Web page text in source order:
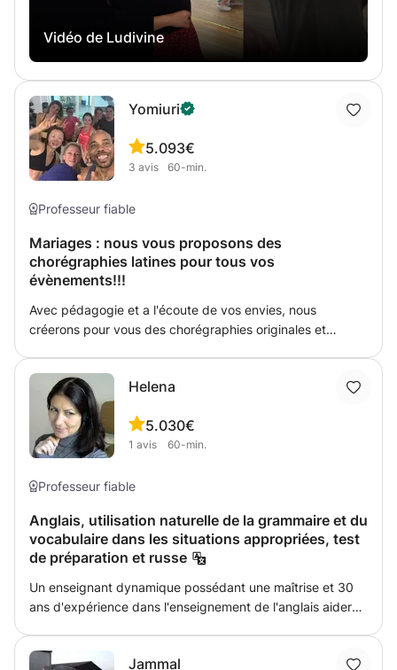
Vidéo de Ludivine
Yomiuri
5.0
3 avis
93€
60-min.
Professeur fiable
Mariages : nous vous proposons des
chorégraphies latines pour tous vos
évènements!!!
Avec pédagogie et a l'écoute de vos envies, nous
créerons pour vous des chorégraphies originales et
mettant l'ambiance ! Contactez nous pour plusHelena
5.0
1 avis
30€
60-min.
Professeur fiable
Anglais, utilisation naturelle de la grammaire et du
vocabulaire dans les situations appropriées, test
de préparation et russe
Un enseignant dynamique possédant une maîtrise et 30
ans d'expérience dans l'enseignement de l'anglais aidera
l'anglais dans des situations de tous les jours. Mon objectif
Jammal